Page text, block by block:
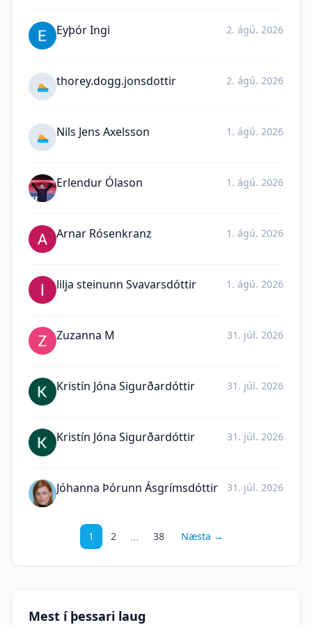
Eyþór Ingi 2. ágú. 2026
🏊 thorey.dogg.jonsdottir 2. ágú. 2026
🏊 Nils Jens Axelsson 1. ágú. 2026
Erlendur Ólason 1. ágú. 2026
Arnar Rósenkranz 1. ágú. 2026
lilja steinunn Svavarsdóttir 1. ágú. 2026
Zuzanna M 31. júl. 2026
Kristín Jóna Sigurðardóttir 31. júl. 2026
Kristín Jóna Sigurðardóttir 31. júl. 2026
Jóhanna Þórunn Ásgrímsdóttir 31. júl. 2026
1 2 … 38 Næsta →
Mest í þessari laug